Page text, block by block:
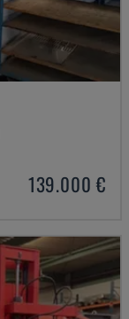
139.000 €